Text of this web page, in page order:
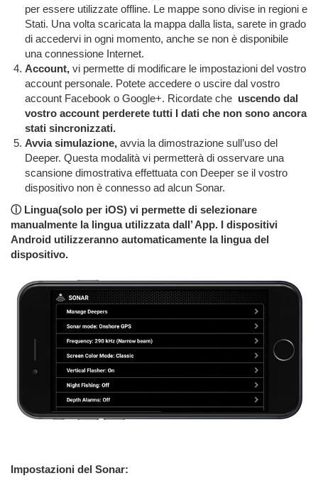
per essere utilizzate offline. Le mappe sono divise in regioni e
Stati. Una volta scaricata la mappa dalla lista, sarete in grado
di accedervi in ogni momento, anche se non è disponibile
una connessione Internet.
Account, vi permette di modificare le impostazioni del vostro
account personale. Potete accedere o uscire dal vostro
account Facebook o Google+. Ricordate che uscendo dal
vostro account perderete tutti I dati che non sono ancora
stati sincronizzati.
Avvia simulazione, avvia la dimostrazione sull’uso del
Deeper. Questa modalità vi permetterà di osservare una
scansione dimostrativa effettuata con Deeper se il vostro
dispositivo non è connesso ad alcun Sonar.
ⓘ Lingua(solo per iOS) vi permette di selezionare
manualmente la lingua utilizzata dall’ App. I dispositivi
Android utilizzeranno automaticamente la lingua del
dispositivo.
Impostazioni del Sonar: